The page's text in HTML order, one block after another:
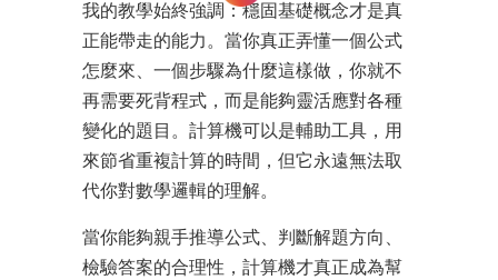
我的教學始終強調：穩固基礎概念才是真
正能帶走的能力。當你真正弄懂一個公式
怎麼來、一個步驟為什麼這樣做，你就不
再需要死背程式，而是能夠靈活應對各種
變化的題目。計算機可以是輔助工具，用
來節省重複計算的時間，但它永遠無法取
代你對數學邏輯的理解。
當你能夠親手推導公式、判斷解題方向、
檢驗答案的合理性，計算機才真正成為幫